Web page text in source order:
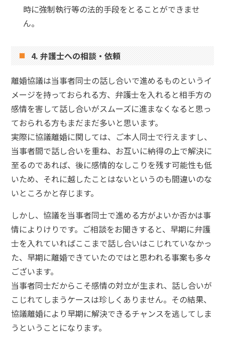
時に強制執行等の法的手段をとることができませ
ん。
4. 弁護士への相談・依頼
離婚協議は当事者同士の話し合いで進めるものというイ
メージを持っておられる方、弁護士を入れると相手方の
感情を害して話し合いがスムーズに進まなくなると思っ
ておられる方もまだまだ多いと思います。
実際に協議離婚に関しては、ご本人同士で行えますし、
当事者間で話し合いを重ね、お互いに納得の上で解決に
至るのであれば、後に感情的なしこりを残す可能性も低
いため、それに越したことはないというのも間違いのな
いところかと存じます。
しかし、協議を当事者同士で進める方がよいか否かは事
情によりけりです。ご相談をお聞きすると、早期に弁護
士を入れていればここまで話し合いはこじれていなかっ
た、早期に離婚できていたのではと思われる事案も多々
ございます。
当事者同士だからこそ感情の対立が生まれ、話し合いが
こじれてしまうケースは珍しくありません。その結果、
協議離婚により早期に解決できるチャンスを逃してしま
うということになります。